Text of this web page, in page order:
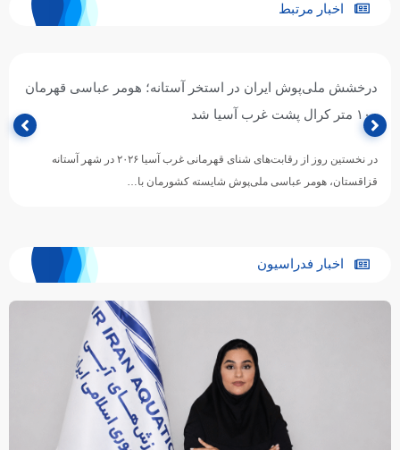
اخبار مرتبط
درخشش ملی‌پوش ایران در استخر آستانه؛ هومر عباسی قهرمان
۱۰۰ متر کرال پشت غرب آسیا شد
در نخستین روز از رقابت‌های شنای قهرمانی غرب آسیا ۲۰۲۶ در شهر آستانه
قزاقستان، هومر عباسی ملی‌پوش شایسته کشورمان با…
اخبار فدراسیون